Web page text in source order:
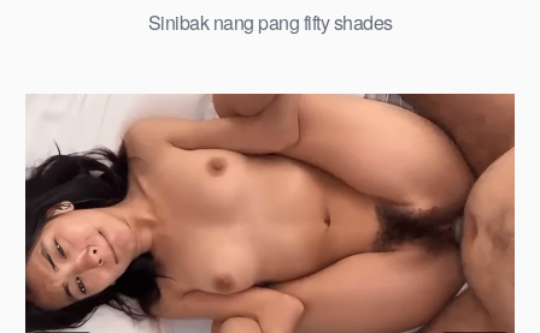
Sinibak nang pang fifty shades